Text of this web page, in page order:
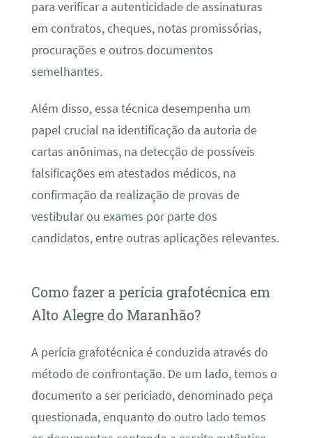
para verificar a autenticidade de assinaturas
em contratos, cheques, notas promissórias,
procurações e outros documentos
semelhantes.
Além disso, essa técnica desempenha um
papel crucial na identificação da autoria de
cartas anônimas, na detecção de possíveis
falsificações em atestados médicos, na
confirmação da realização de provas de
vestibular ou exames por parte dos
candidatos, entre outras aplicações relevantes.
Como fazer a perícia grafotécnica em
Alto Alegre do Maranhão?
A perícia grafotécnica é conduzida através do
método de confrontação. De um lado, temos o
documento a ser periciado, denominado peça
questionada, enquanto do outro lado temos